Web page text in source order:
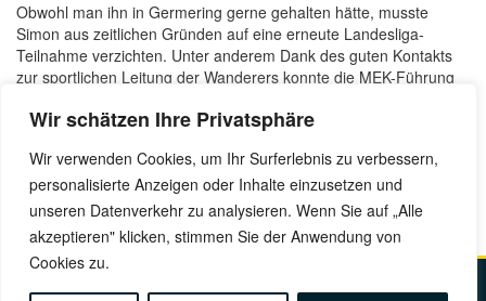
Wir schätzen Ihre Privatsphäre
Wir verwenden Cookies, um Ihr Surferlebnis zu verbessern,
personalisierte Anzeigen oder Inhalte einzusetzen und
unseren Datenverkehr zu analysieren. Wenn Sie auf „Alle
akzeptieren" klicken, stimmen Sie der Anwendung von
Cookies zu.
Obwohl man ihn in Germering gerne gehalten hätte, musste
Simon aus zeitlichen Gründen auf eine erneute Landesliga-
Teilnahme verzichten. Unter anderem Dank des guten Kontakts
zur sportlichen Leitung der Wanderers konnte die MEK-Führung
jungen Verteidigers sichern. Wir heißen Simon herzlich bei
im Herzen Münchens für die Luchse aufs Eis geht!
Benjamin Dornow, 11. August 2021
Kontakt Impressum Datenschutz Anfahrt